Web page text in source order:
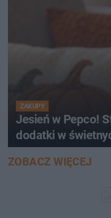
ZAKUPY
Jesień w Pepco!
dodatki w
ZOBACZ WIĘCEJ